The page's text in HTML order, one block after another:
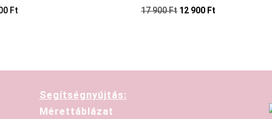
Ft 17 900Ft 12 900 Ft
Segítségnyújtás:
Mérettáblázat